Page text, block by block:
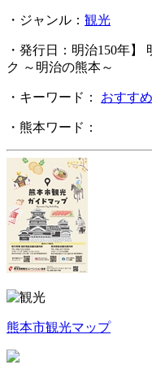
・ジャンル： 観光
・発行日：明治150年
ク ～明治の熊本～
・キーワード： おすすめ
・熊本ワード：
熊本市観光マップ